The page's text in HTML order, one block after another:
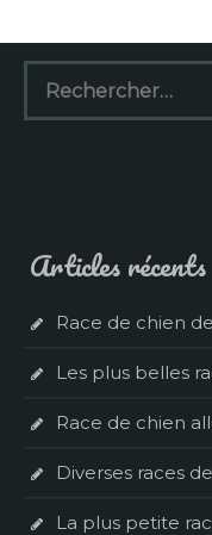
Rechercher :
Articles récents
Race de chien
Les plus belles
Race de chien
Diverses races
La plus petite